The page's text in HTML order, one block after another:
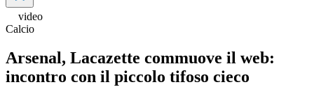
video
Calcio
Arsenal, Lacazette commuove il web:
incontro con il piccolo tifoso cieco